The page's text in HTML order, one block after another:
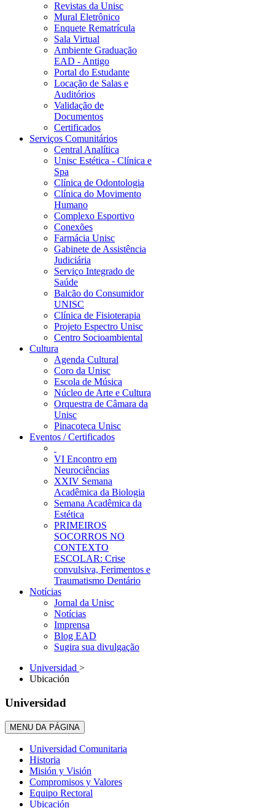
Revistas da Unisc
Mural Eletrônico
Enquete Rematrícula
Sala Virtual
Ambiente Graduação
EAD - Antigo
Portal do Estudante
Locação de Salas e
Auditórios
Validação de
Documentos
Certificados
Serviços Comunitários
Central Analítica
Unisc Estética - Clínica e
Spa
Clínica de Odontologia
Clínica do Movimento
Humano
Complexo Esportivo
Conexões
Farmácia Unisc
Gabinete de Assistência
Judiciária
Serviço Integrado de
Saúde
Balcão do Consumidor
UNISC
Clínica de Fisioterapia
Projeto Espectro Unisc
Centro Socioambiental
Cultura
Agenda Cultural
Coro da Unisc
Escola de Música
Núcleo de Arte e Cultura
Orquestra de Câmara da
Unisc
Pinacoteca Unisc
Eventos / Certificados
VI Encontro em
Neurociências
XXIV Semana
Acadêmica da Biologia
Semana Acadêmica da
Estética
PRIMEIROS
SOCORROS NO
CONTEXTO
ESCOLAR: Crise
convulsiva, Ferimentos e
Traumatismo Dentário
Notícias
Jornal da Unisc
Notícias
Imprensa
Blog EAD
Sugira sua divulgação
Universidad >
Ubicación
Universidad
MENU DA PÁGINA
Universidad Comunitaria
Historia
Misión y Visión
Compromisos y Valores
Equipo Rectoral
Ubicación